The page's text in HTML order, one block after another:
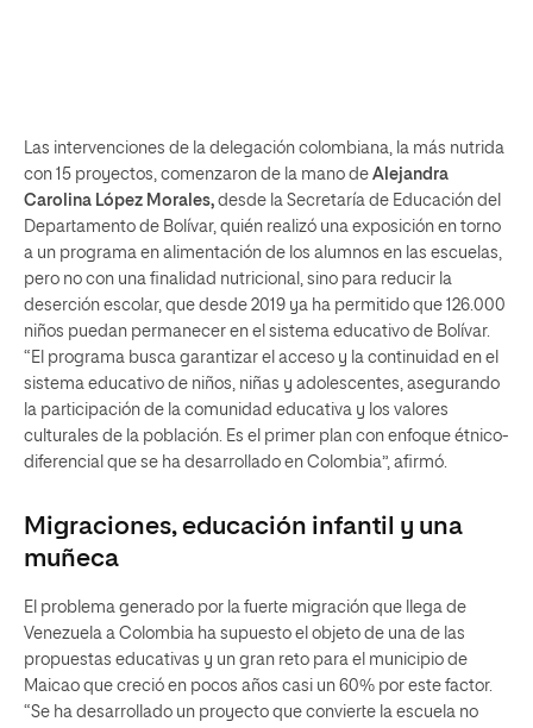
Las intervenciones de la delegación colombiana, la más nutrida
con 15 proyectos, comenzaron de la mano de Alejandra
Carolina López Morales, desde la Secretaría de Educación del
Departamento de Bolívar, quién realizó una exposición en torno
a un programa en alimentación de los alumnos en las escuelas,
pero no con una finalidad nutricional, sino para reducir la
deserción escolar, que desde 2019 ya ha permitido que 126.000
niños puedan permanecer en el sistema educativo de Bolívar.
“El programa busca garantizar el acceso y la continuidad en el
sistema educativo de niños, niñas y adolescentes, asegurando
la participación de la comunidad educativa y los valores
culturales de la población. Es el primer plan con enfoque étnico-
diferencial que se ha desarrollado en Colombia”, afirmó.
Migraciones, educación infantil y una
muñeca
El problema generado por la fuerte migración que llega de
Venezuela a Colombia ha supuesto el objeto de una de las
propuestas educativas y un gran reto para el municipio de
Maicao que creció en pocos años casi un 60% por este factor.
“Se ha desarrollado un proyecto que convierte la escuela no